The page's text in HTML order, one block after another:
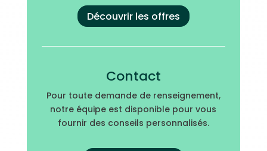
Découvrir les offres
Contact
Pour toute demande de renseignement,
notre équipe est disponible pour vous
fournir des conseils personnalisés.